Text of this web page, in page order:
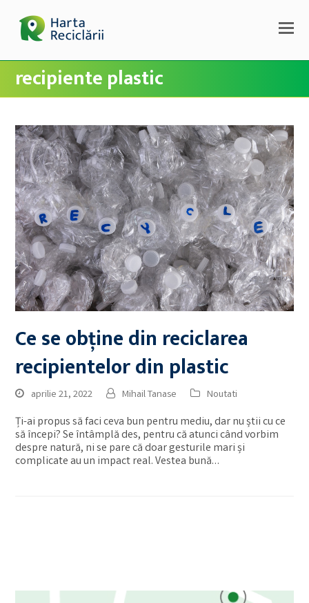
recipiente plastic
Ce se obține din reciclarea
recipientelor din plastic
aprilie 21, 2022 Mihail Tanase Noutati
Ți-ai propus să faci ceva bun pentru mediu, dar nu știi cu ce
să începi? Se întâmplă des, pentru că atunci când vorbim
despre natură, ni se pare că doar gesturile mari și
complicate au un impact real. Vestea bună…